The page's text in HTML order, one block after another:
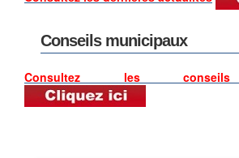
Conseils municipaux
Consultez les conseils